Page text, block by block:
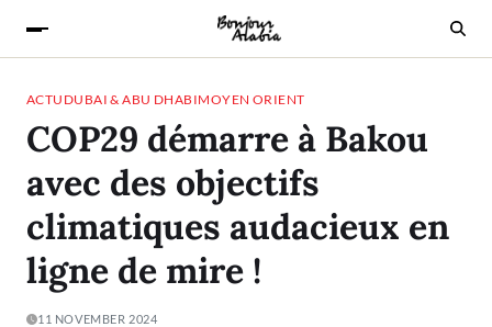
ACTU DUBAI & ABU DHABIMOYEN ORIENT
COP29 démarre à Bakou
avec des objectifs
climatiques audacieux en
ligne de mire !
11 NOVEMBER 2024